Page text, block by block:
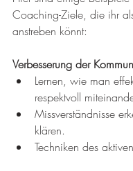
Coaching-Ziele, die ihr
anstreben könnt:
Verbesserung der
Lernen, wie man
respektvoll
Missverständnisse
klären.
Techniken des